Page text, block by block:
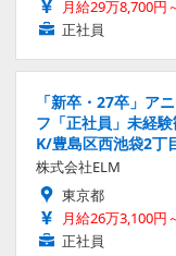
月給29万8,700円
正社員
「新卒・27卒」ア
フ「正社員」未経
K/豊島区西池袋2丁
株式会社ELM
東京都
月給26万3,100円
正社員